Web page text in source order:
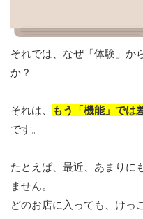
それでは、なぜ「体験」か
か？
それは、 もう「機能」では
です。
たとえば、最近、あまりに
ません。
どのお店に入っても、けっ